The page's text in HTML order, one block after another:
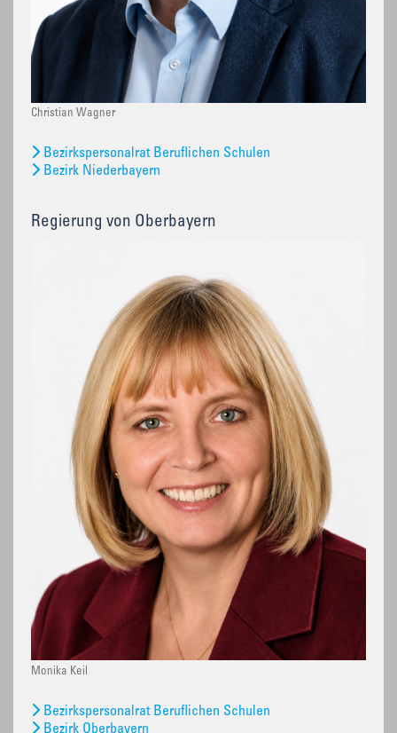
Christian Wagner
Bezirkspersonalrat Beruflichen Schulen
Bezirk Niederbayern
Regierung von Oberbayern
Monika Keil
Bezirkspersonalrat Beruflichen Schulen
Bezirk Oberbayern